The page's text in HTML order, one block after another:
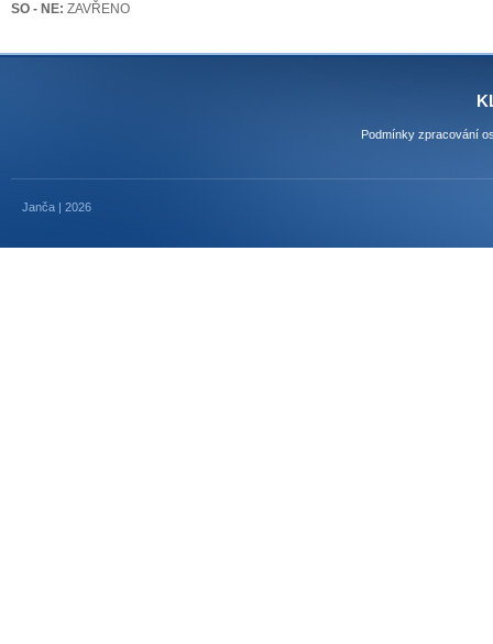
SO - NE: ZAVŘENO
Podmínky zpracování
Janča | 2026